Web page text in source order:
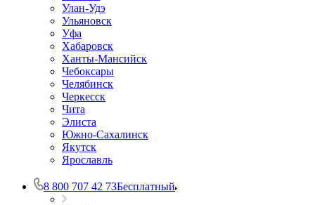
Улан-Удэ
Ульяновск
Уфа
Хабаровск
Ханты-Мансийск
Чебоксары
Челябинск
Черкесск
Чита
Элиста
Южно-Сахалинск
Якутск
Ярославль
8 800 707 42 73Бесплатный